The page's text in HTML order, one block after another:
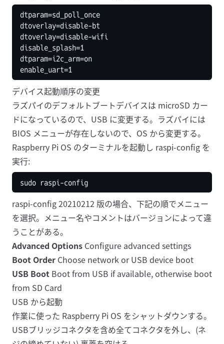
デバイス起動順序の変更
ラズパイのデフォルトブートデバイスは microSD カー
ドになっているので、USB に変更する。ラズパイには
BIOS メニューが存在しないので、OS から変更する。
Raspberry Pi OS のターミナルを起動し raspi-config を
実行:
raspi-config 20210212 版の場合、下記の順でメニュー
を選択。メニュー名やコメントはバージョンによって違
うことがある。
Advanced Options Configure advanced settings
Boot Order Choose network or USB device boot
USB Boot Boot from USB if available, otherwise boot
from SD Card
USB から起動
作業に使った Raspberry Pi OS をシャットダウンする。
USBブリッジコネクタを含め全てコネクタを外し、(ネ